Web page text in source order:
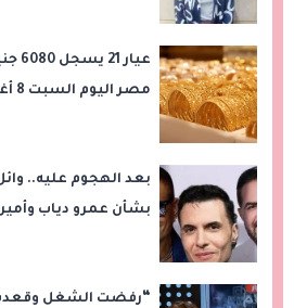
مصر اليوم السبت 8 أغسطس 2026
بعد الهجوم عليه..
بشأن عمرو دياب
“رفضت الشغل